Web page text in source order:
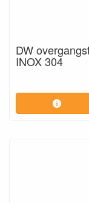
DW
INOX 304